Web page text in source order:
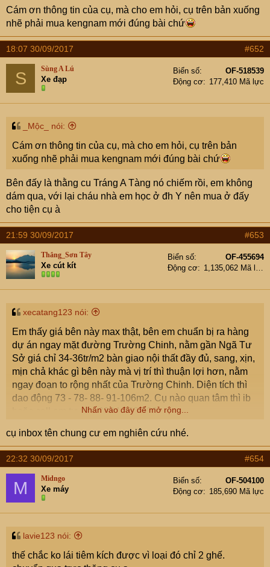
Cám ơn thông tin của cụ, mà cho em hỏi, cụ trên bản xuống
nhẽ phải mua kengnam mới đúng bài chứ
18:07 30/09/2017 #652
S Sùng A Lú
Xe đạp
Biển số
OF-518539
Động cơ
177,410 Mã lực
_Mộc_ nói:
Cám ơn thông tin của cụ, mà cho em hỏi, cụ trên bản
xuống nhẽ phải mua kengnam mới đúng bài chứ
Bên đấy là thằng cu Tráng A Tàng nó chiếm rồi, em không
dám qua, với lại cháu nhà em học ở đh Y nên mua ở đấy
cho tiện cụ à
21:59 30/09/2017 #653
Thắng_Sơn Tây
Xe cút kít
Biển số
OF-455694
Động cơ
1,135,062 Mã lực
xecatang123 nói:
Em thấy giá bên này max thật, bên em chuẩn bị ra hàng
dự án ngay mặt đường Trường Chinh, nằm gần Ngã Tư
Sở giá chỉ 34-36tr/m2 bàn giao nội thất đầy đủ, sang, xịn,
mịn chả khác gì bên này mà vị trí thì thuận lợi hơn, nằm
ngay đoạn to rộng nhất của Trường Chinh. Diện tích thì
dao động 73 - 78- 88- 91-106m2. Cụ nào quan tâm thì ib
hoặc call em tư vấn 0934.188.589
Nhấn vào đây để mở rộng...
cụ inbox tên chung cư em nghiên cứu nhé.
22:32 30/09/2017 #654
M Midngo
Xe máy
Biển số
OF-504100
Động cơ
185,690 Mã lực
lavie123 nói:
thế chắc ko lái tiêm kích được vì loại đó chỉ 2 ghế.